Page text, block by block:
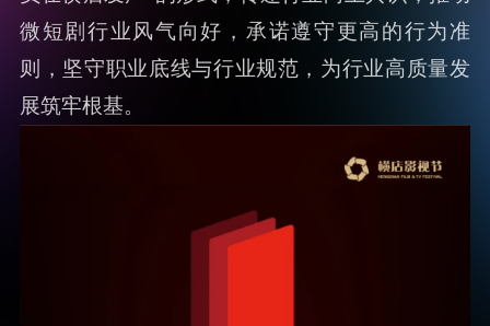
微短剧行业风气向好，承诺遵守更高的行为准
则，坚守职业底线与行业规范，为行业高质量发
展筑牢根基。